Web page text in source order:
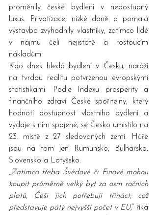
proměnily české bydlení v nedostupný
luxus. Privatizace, nízké daně a pomalá
výstavba zvýhodnily vlastníky, zatímco lidé
v nájmu čelí nejistotě a rostoucím
nákladům.
Kdo dnes hledá bydlení v Česku, naráží
na tvrdou realitu potvrzenou evropskými
statistikami. Podle Indexu prosperity a
finančního zdraví České spořitelny, který
hodnotí dostupnost vlastního bydlení a
výdaje s ním spojené, se Česko umístilo na
23. místě z 27 sledovaných zemí. Hůře
jsou na tom jen Rumunsko, Bulharsko,
Slovensko a Lotyšsko.
„Zatímco třeba Švédové či Finové mohou
koupit průměrně velký byt za osm ročních
platů, Češi jich potřebují třináct, což
představuje pátý nejvyšší počet v EU,“ říká